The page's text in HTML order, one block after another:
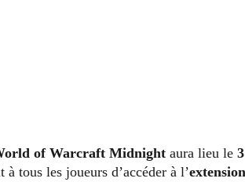
of Warcraft Midnight aura lieu le
tous les joueurs d’accéder à l’extension